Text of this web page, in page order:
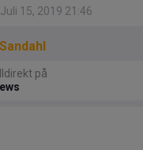
15, 2019 21:46
på